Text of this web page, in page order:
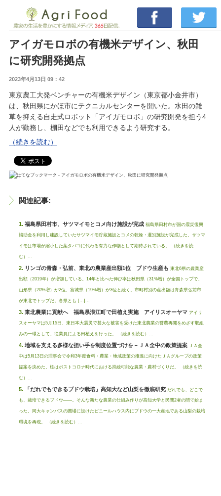
アイガモロボの有機米デザイン、秋田
に研究開発拠点
2023年4月13日 09：42
東京農工大発ベンチャーの有機米デザイン（東京都小金井市）
は、秋田県にかほ市にテクニカルセンターを開いた。水田の雑
草を抑える自走式ロボット「アイガモロボ」の研究開発を担う4
人が勤務し、棚田などでも利用できるよう研究する。
（続きを読む）
関連記事:
福島県田村市、サツマイモとコメ向け施設が完成 福島県田村市が国の震災復興
補助金を利用し建設していたサツマイモ貯蔵施設とコメの乾燥・選別施設が完成した。サツマ
イモは市場が縮小した葉タバコに代わる有力な作物として期待されている。 （続きを読
む）...
リンゴの青森・弘前、東北の農業産出額1位 ブドウ生産も 東北6県の農業産
出額（2019年）が増加している。14年と比べた伸び率は秋田県（31%増）が全国トップで、
山形県（20%増）が2位、宮城県（19%増）が3位と続く。市町村別の産出額は青森県弘前市
が東北でトップだ。各県とも […]...
東北農業に貢献へ 福島県浪江町で田植え実施 アイリスオーヤマ アイリ
スオーヤマは5月15日、東日本大震災で甚大な被害を受けた東北農業の営農再開をめざす取組
みの一環として、従業員による田植えを行った。 （続きを読む）...
地域を支える多様な担い手を制度位置づけを－ＪＡ全中の政策提案 ＪＡ全
中は5月13日の理事会で令和3年度食料・農業・地域政策の推進に向けたＪＡグループの政策
提案を決めた。柱はポストコロナ時代における持続可能な農業・農村づくりだ。 （続きを読
む）...
「だれでもできるブドウ栽培」高知大など山梨を徹底研究 だれでも、どこで
も、栽培できるブドウ――。そんな新たな農業の仕組み作りが高知大学と民間2者の間で始ま
った。同大キャンパスの圃場に設けたビニールハウス内にブドウの一大産地である山梨の栽培
環境を再現。 （続きを読む）...